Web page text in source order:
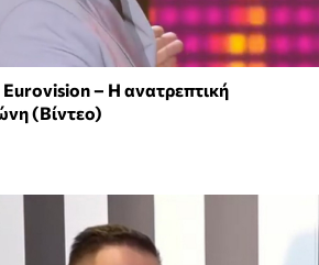
– Η ανατρεπτική
(Βίντεο)